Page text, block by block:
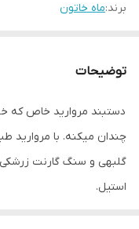
برند:ماه خاتون
توضیحات
دستبند مروارید خاص که
چندان میکنه. با مروارید
گلبهی و سنگ گارنت زرشکی
استیل.